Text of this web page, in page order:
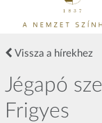
Vissza a hírekhez
Jégapó
Frigyes